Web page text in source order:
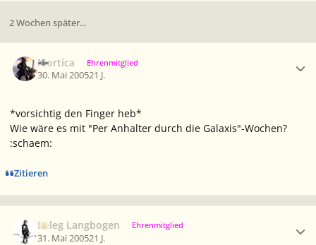
2 Wochen später...
Mortica Ehrenmitglied
30. Mai 200521 J.
*vorsichtig den Finger heb*
Wie wäre es mit "Per Anhalter durch die Galaxis"-Wochen?
:schaem:
Zitieren
Beleg Langbogen Ehrenmitglied
31. Mai 200521 J.